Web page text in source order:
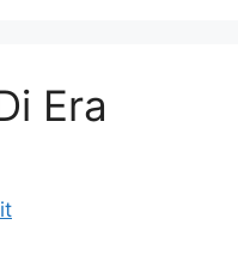
Era